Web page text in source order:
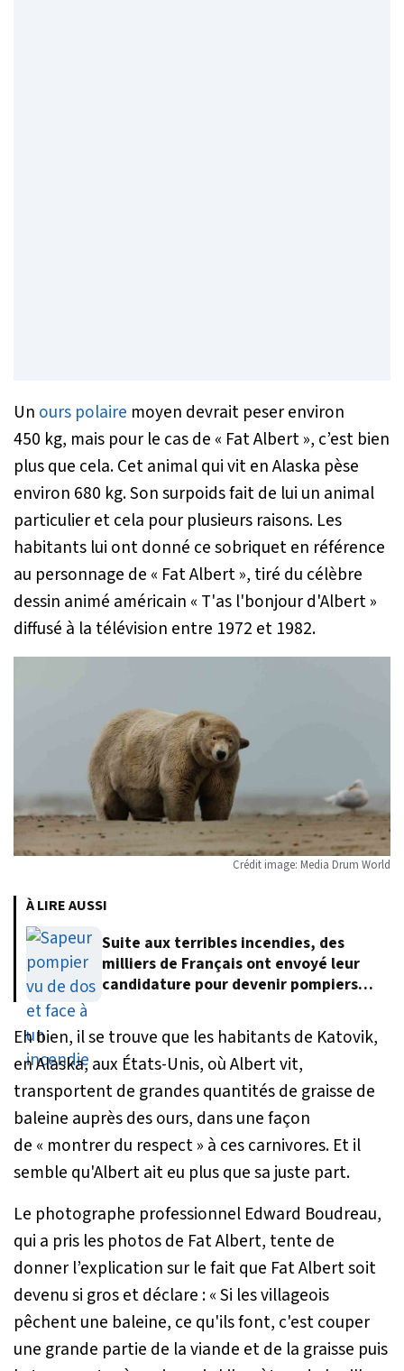
Un ours polaire moyen devrait peser environ
450 kg, mais pour le cas de « Fat Albert », c’est bien
plus que cela. Cet animal qui vit en Alaska pèse
environ 680 kg. Son surpoids fait de lui un animal
particulier et cela pour plusieurs raisons. Les
habitants lui ont donné ce sobriquet en référence
au personnage de « Fat Albert », tiré du célèbre
dessin animé américain « T'as l'bonjour d'Albert »
diffusé à la télévision entre 1972 et 1982.
Crédit image: Media Drum World
À LIRE AUSSI
Suite aux terribles incendies, des
milliers de Français ont envoyé leur
candidature pour devenir pompiers
Eh bien, il se trouve que les habitants de Katovik,
en Alaska, aux États-Unis, où Albert vit,
transportent de grandes quantités de graisse de
baleine auprès des ours, dans une façon
de « montrer du respect » à ces carnivores. Et il
semble qu'Albert ait eu plus que sa juste part.
Le photographe professionnel Edward Boudreau,
qui a pris les photos de Fat Albert, tente de
donner l’explication sur le fait que Fat Albert soit
devenu si gros et déclare :« Si les villageois
pêchent une baleine, ce qu'ils font, c'est couper
une grande partie de la viande et de la graisse puis